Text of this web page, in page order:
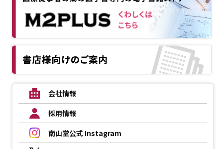
会社情報
採用情報
南山堂公式 Instagram